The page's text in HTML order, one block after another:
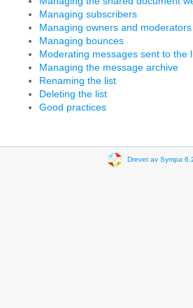
Managing subscribers
Managing owners and moderators
Managing bounces
Moderating messages sent to the
Managing the message archive
Renaming the list
Deleting the list
Good practices
Drevet av Sympa